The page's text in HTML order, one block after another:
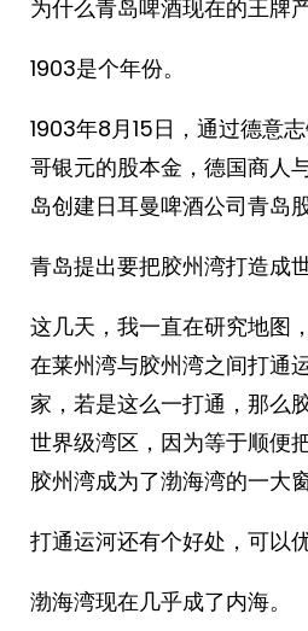
为什么青岛啤酒现在的王牌
1903是个年份。
1903年8月15日，通过德意
哥银元的股本金，德国商人
岛创建日耳曼啤酒公司青岛
青岛提出要把胶州湾打造成
这几天，我一直在研究地图
在莱州湾与胶州湾之间打通
家，若是这么一打通，那么
世界级湾区，因为等于顺便
胶州湾成为了渤海湾的一大窗
打通运河还有个好处，可以
渤海湾现在几乎成了内海。